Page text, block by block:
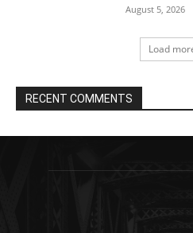
August 5, 2026
Load
RECENT COMMENTS